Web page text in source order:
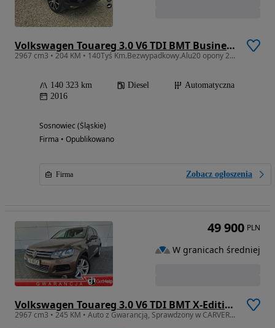
Volkswagen Touareg 3.0 V6 TDI BMT Business Line
2967 cm3 • 204 KM • 140Tyś Km.Bezwypadkowy.Alu20 opony 2022.Ładny Touareg!
140 323 km Diesel
Automatyczna
2016
Sosnowiec (Śląskie)
Firma • Opublikowano
Firma Zobacz ogłoszenia
Volkswagen Touareg 3.0 V6 TDI BMT X-Edition
2967 cm3 • 245 KM • Auto z Gwarancją, Sprawdzony w CARVERTICAL !!!
49 900 PLN
W granicach średniej